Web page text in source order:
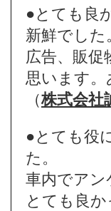
●とても良
新鮮でし
広告、販
思います。
（株式会社
●とても役
た。
車内でア
とても良